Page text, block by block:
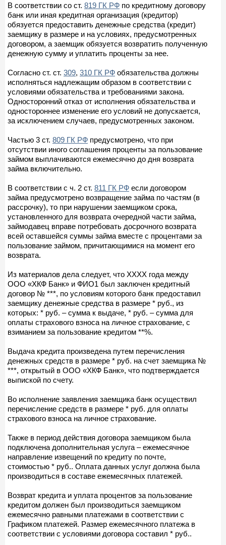
В соответствии со ст. 819 ГК РФ по кредитному договору
банк или иная кредитная организация (кредитор)
обязуется предоставить денежные средства (кредит)
заемщику в размере и на условиях, предусмотренных
договором, а заемщик обязуется возвратить полученную
денежную сумму и уплатить проценты за нее.
Согласно ст. ст. 309, 310 ГК РФ обязательства должны
исполняться надлежащим образом в соответствии с
условиями обязательства и требованиями закона.
Односторонний отказ от исполнения обязательства и
одностороннее изменение его условий не допускается,
за исключением случаев, предусмотренных законом.
Частью 3 ст. 809 ГК РФ предусмотрено, что при
отсутствии иного соглашения проценты за пользование
займом выплачиваются ежемесячно до дня возврата
займа включительно.
В соответствии с ч. 2 ст. 811 ГК РФ если договором
займа предусмотрено возвращение займа по частям (в
рассрочку), то при нарушении заемщиком срока,
установленного для возврата очередной части займа,
займодавец вправе потребовать досрочного возврата
всей оставшейся суммы займа вместе с процентами за
пользование займом, причитающимися на момент его
возврата.
Из материалов дела следует, что ХХХХ года между
ООО «ХКФ Банк» и ФИО1 был заключен кредитный
договор № ***, по условиям которого банк предоставил
заемщику денежные средства в размере * руб., из
которых: * руб. – сумма к выдаче, * руб. – сумма для
оплаты страхового взноса на личное страхование, с
взиманием за пользование кредитом **%.
Выдача кредита произведена путем перечисления
денежных средств в размере * руб. на счет заемщика №
***, открытый в ООО «ХКФ Банк», что подтверждается
выпиской по счету.
Во исполнение заявления заемщика банк осуществил
перечисление средств в размере * руб. для оплаты
страхового взноса на личное страхование.
Также в период действия договора заемщиком была
подключена дополнительная услуга – ежемесячное
направление извещений по кредиту по почте,
стоимостью * руб.. Оплата данных услуг должна была
производиться в составе ежемесячных платежей.
Возврат кредита и уплата процентов за пользование
кредитом должен был производиться заемщиком
ежемесячно равными платежами в соответствии с
Графиком платежей. Размер ежемесячного платежа в
соответствии с условиями договора составил * руб..